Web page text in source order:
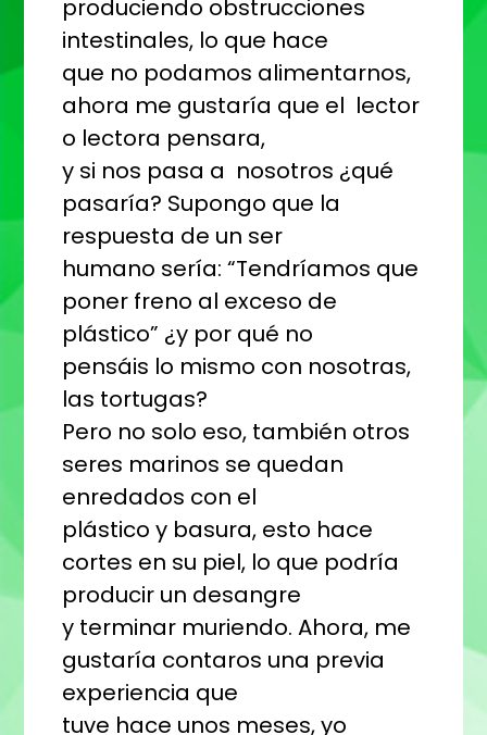
produciendo obstrucciones
intestinales, lo que hace
que no podamos alimentarnos,
ahora me gustaría que el lector
o lectora pensara,
y si nos pasa a nosotros ¿qué
pasaría? Supongo que la
respuesta de un ser
humano sería: “Tendríamos que
poner freno al exceso de
plástico” ¿y por qué no
pensáis lo mismo con nosotras,
las tortugas?
Pero no solo eso, también otros
seres marinos se quedan
enredados con el
plástico y basura, esto hace
cortes en su piel, lo que podría
producir un desangre
y terminar muriendo. Ahora, me
gustaría contaros una previa
experiencia que
tuve hace unos meses, yo